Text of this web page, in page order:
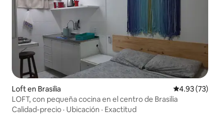
Loft en Brasilia Calificación
4.93 (73)
LOFT, con pequeña cocina en el centro de Brasilia
Calidad-precio · Ubicación · Exactitud